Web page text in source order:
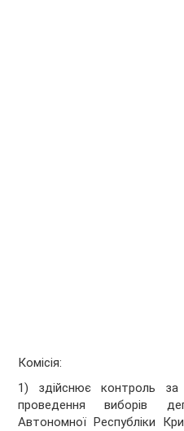
Комісія:
1) здійснює контроль за
проведення виборів
Автономної Республіки